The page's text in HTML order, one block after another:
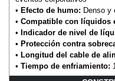
• Efecto de humo: Denso y
• Compatible con líquidos
• Indicador de nivel de
• Protección contra
• Longitud del cable de
• Tiempo de enfriamiento: